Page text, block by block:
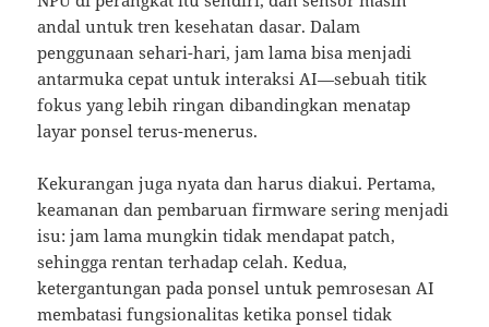
andal untuk tren kesehatan dasar. Dalam
penggunaan sehari-hari, jam lama bisa menjadi
antarmuka cepat untuk interaksi AI—sebuah titik
fokus yang lebih ringan dibandingkan menatap
layar ponsel terus-menerus.
Kekurangan juga nyata dan harus diakui. Pertama,
keamanan dan pembaruan firmware sering menjadi
isu: jam lama mungkin tidak mendapat patch,
sehingga rentan terhadap celah. Kedua,
ketergantungan pada ponsel untuk pemrosesan AI
membatasi fungsionalitas ketika ponsel tidak